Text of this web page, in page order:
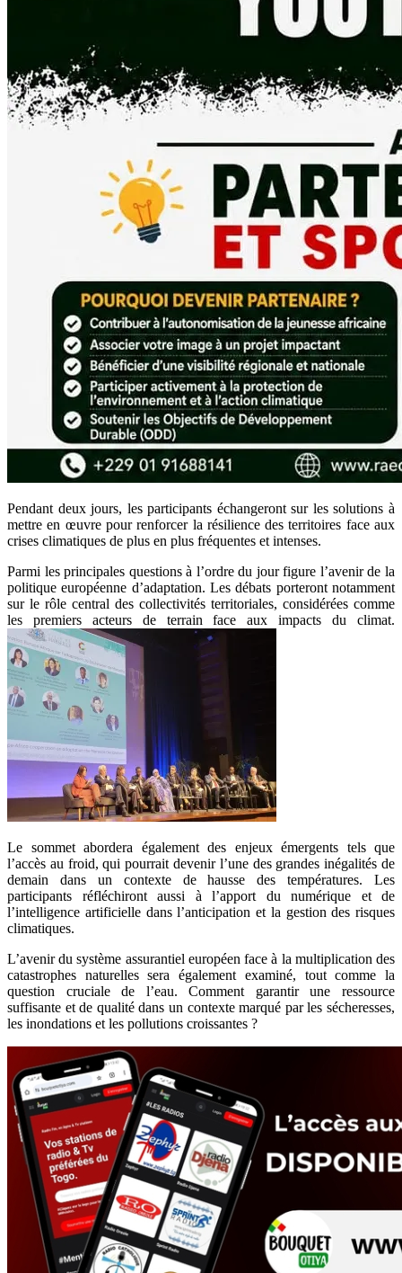
Pendant deux jours, les participants échangeront sur les solutions à
mettre en œuvre pour renforcer la résilience des territoires face aux
crises climatiques de plus en plus fréquentes et intenses.
Parmi les principales questions à l’ordre du jour figure l’avenir de la
politique européenne d’adaptation. Les débats porteront notamment
sur le rôle central des collectivités territoriales, considérées comme
les premiers acteurs de terrain face aux impacts du climat.
Le sommet abordera également des enjeux émergents tels que
l’accès au froid, qui pourrait devenir l’une des grandes inégalités de
demain dans un contexte de hausse des températures. Les
participants réfléchiront aussi à l’apport du numérique et de
l’intelligence artificielle dans l’anticipation et la gestion des risques
climatiques.
L’avenir du système assurantiel européen face à la multiplication des
catastrophes naturelles sera également examiné, tout comme la
question cruciale de l’eau. Comment garantir une ressource
suffisante et de qualité dans un contexte marqué par les sécheresses,
les inondations et les pollutions croissantes ?